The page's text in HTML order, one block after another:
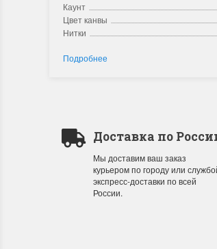
Летние Скидки
!! СКИДКА 20% ‼️ с 1 до 3 июня в честь
первого летнего дня Чудетство...
Каунт
Цвет канвы
Нитки
Подробнее
Доставка по
Мы доставим ваш заказ
курьером по городу или
экспресс-доставки по всей
России.